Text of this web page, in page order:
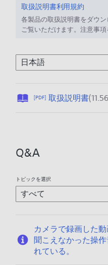
取扱説明書利用規約
各製品の取扱説明書をダウ
ご覧いただけます。注意事
[PDF] 取扱説明書
Q&A
トピックを選択
カメラで録画した
聞こえなかった操
れている。